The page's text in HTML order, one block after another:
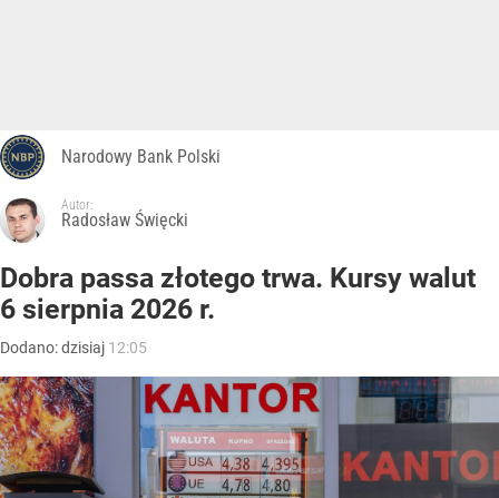
Narodowy Bank Polski
Autor:
Radosław Święcki
Dobra passa złotego trwa. Kursy walut
6 sierpnia 2026 r.
Dodano:dzisiaj 12:05